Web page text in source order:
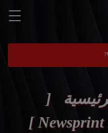
[
Newsprint Paper Sheets ]